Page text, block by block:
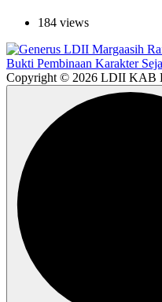
184 views
Copyright © 2026 LDII KAB